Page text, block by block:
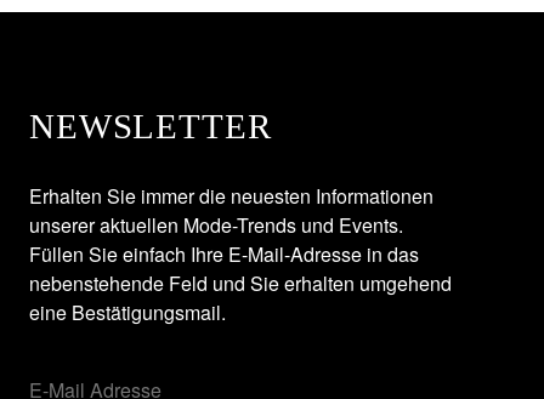
NEWSLETTER
Erhalten Sie immer die neuesten Informationen
unserer aktuellen Mode-Trends und Events.
Füllen Sie einfach Ihre E-Mail-Adresse in das
nebenstehende Feld und Sie erhalten umgehend
eine Bestätigungsmail.